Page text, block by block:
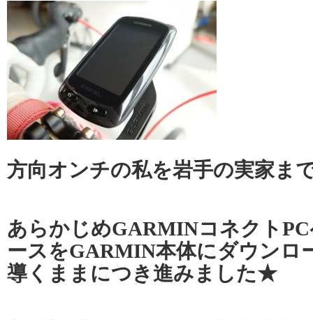
方向オンチの私を岩手の実家ま
あらかじめGARMINコネクト
ースをGARMIN本体にダウンロ
導くままにつき進みました★